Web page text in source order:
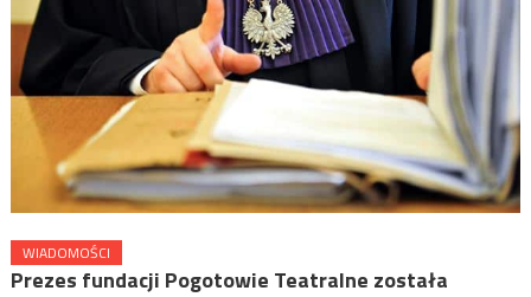
WIADOMOŚCI
Prezes fundacji Pogotowie Teatralne została